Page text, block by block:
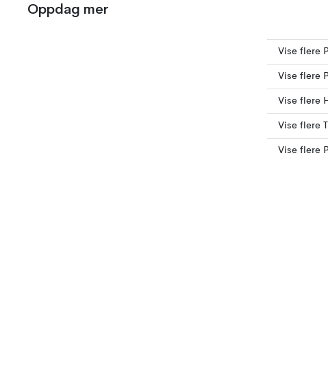
Oppdag mer
Vise flere
Vise flere
Vise flere
Vise flere
Vise flere